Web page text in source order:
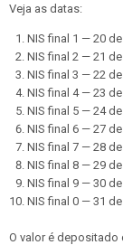
Veja as datas:
NIS final 1 — 20
NIS final 2 — 21
NIS final 3 — 22
NIS final 4 — 23
NIS final 5 — 24
NIS final 6 — 27
NIS final 7 — 28
NIS final 8 — 29
NIS final 9 — 30
NIS final 0 — 31
O valor é depositado